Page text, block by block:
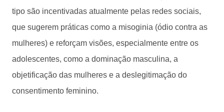
tipo são incentivadas atualmente pelas redes sociais,
que sugerem práticas como a misoginia (ódio contra as
mulheres) e reforçam visões, especialmente entre os
adolescentes, como a dominação masculina, a
objetificação das mulheres e a deslegitimação do
consentimento feminino.